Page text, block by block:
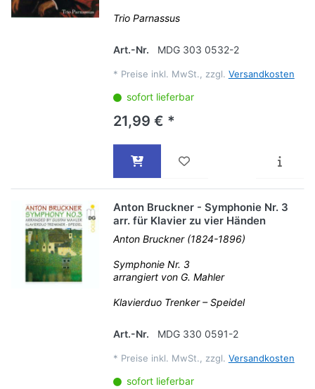
Trio Parnassus
Art.-Nr. MDG 303 0532-2
* Preise inkl. MwSt., zzgl. Versandkosten
sofort lieferbar
21,99 € *
Anton Bruckner - Symphonie Nr. 3
arr. für Klavier zu vier Händen
Anton Bruckner (1824-1896)
Symphonie Nr. 3
arrangiert von G. Mahler
Klavierduo Trenker – Speidel
Art.-Nr. MDG 330 0591-2
* Preise inkl. MwSt., zzgl. Versandkosten
sofort lieferbar